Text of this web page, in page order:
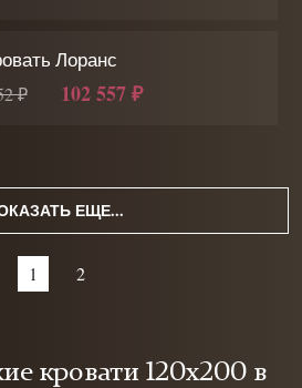
Лоранс
₽ 102 557 ₽
ЕЩЕ...
1 2
кровати 120х200 в